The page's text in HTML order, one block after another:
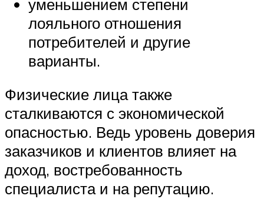
уменьшением степени
лояльного отношения
потребителей и другие
варианты.
Физические лица также
сталкиваются с экономической
опасностью. Ведь уровень доверия
заказчиков и клиентов влияет на
доход, востребованность
специалиста и на репутацию.